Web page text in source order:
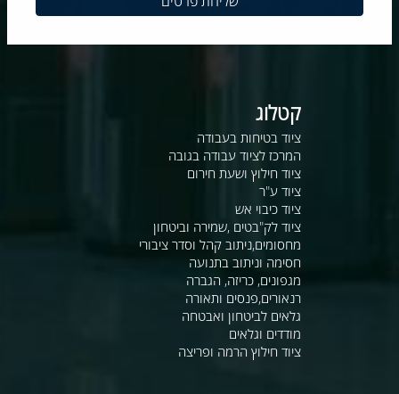
קטלוג
ציוד בטיחות בעבודה
המרכז לציוד עבודה בגובה
ציוד חילוץ ושעת חירום
ציוד ע"ר
ציוד כיבוי אש
ציוד לק"בטים ,שמירה וביטחון
מחסומים,ניתוב קהל וסדר ציבורי
חסימה וניתוב בתנועה
מגפונים, כריזה, הגברה
רנאורים,פנסים ותאורה
גלאים לביטחון ואבטחה
מודדים וגלאים
ציוד חילוץ הרמה ופריצה